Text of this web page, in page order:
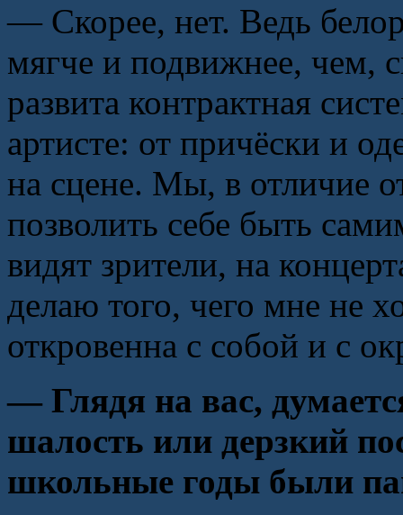
— Скорее, нет. Ведь
мягче и подвижнее, чем,
развита контрактная
артисте: от причёски и
на сцене. Мы, в отличие
позволить себе быть
видят зрители, на
делаю того, чего мне не
откровенна с собой и с
— Глядя на вас,
шалость или дерзкий
школьные годы были